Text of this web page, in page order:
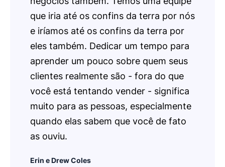
que iria até os confins da terra por nós
e iríamos até os confins da terra por
eles também. Dedicar um tempo para
aprender um pouco sobre quem seus
clientes realmente são - fora do que
você está tentando vender - significa
muito para as pessoas, especialmente
quando elas sabem que você de fato
as ouviu.
Erin e Drew Coles